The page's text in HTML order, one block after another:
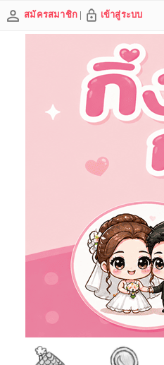
สมัครสมาชิก | เข้าสู่ระบบ